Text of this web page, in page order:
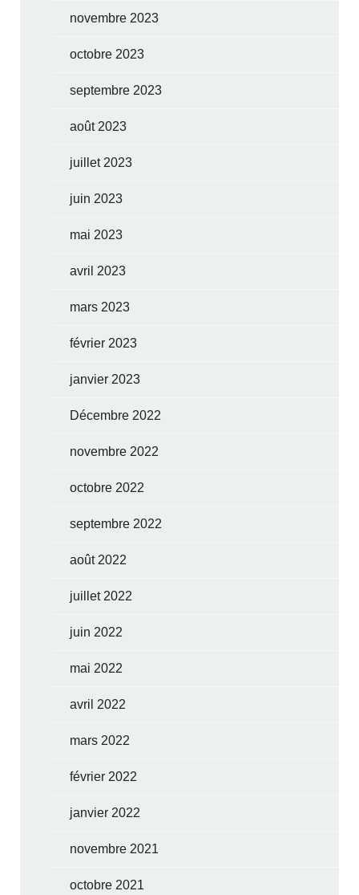
novembre 2023
octobre 2023
septembre 2023
août 2023
juillet 2023
juin 2023
mai 2023
avril 2023
mars 2023
février 2023
janvier 2023
Décembre 2022
novembre 2022
octobre 2022
septembre 2022
août 2022
juillet 2022
juin 2022
mai 2022
avril 2022
mars 2022
février 2022
janvier 2022
novembre 2021
octobre 2021